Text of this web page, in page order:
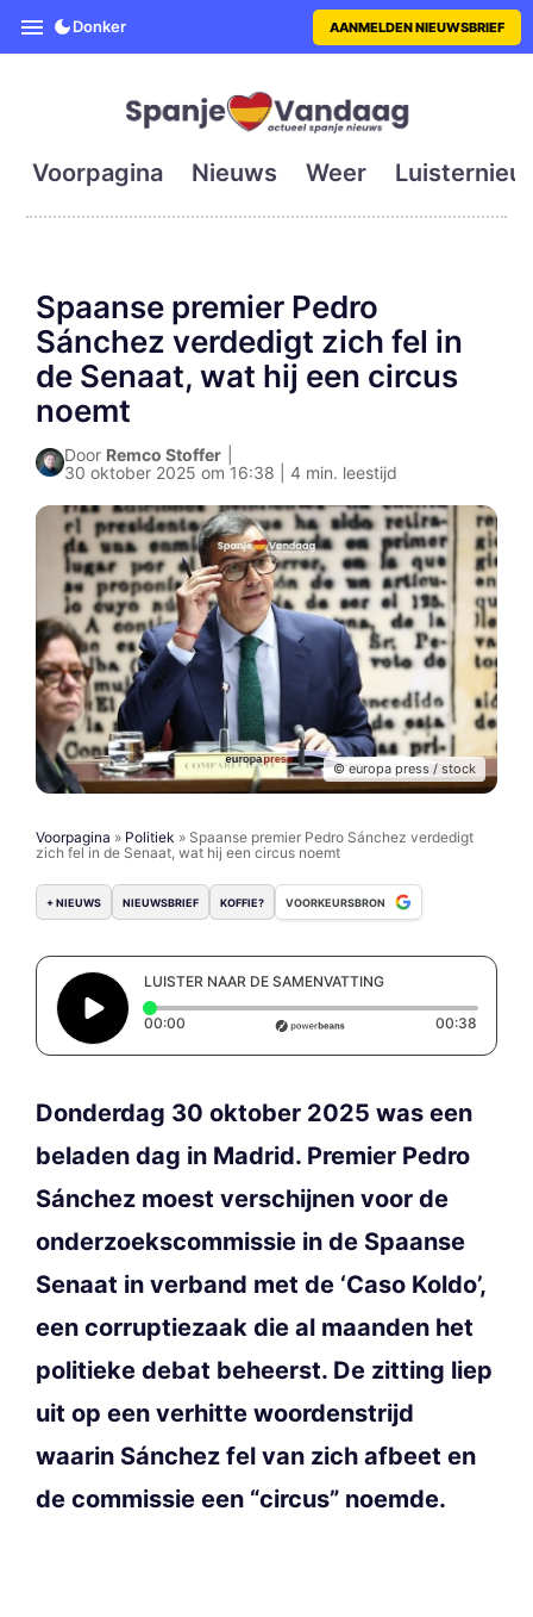
SpanjeVandaag is de eerste
Donker AANMELDEN NIEUWSBRIEF
Voorpagina Nieuws Weer
Spaanse premier Pedro
Sánchez verdedigt zich fel in
de Senaat, wat hij een circus
noemt
Door Remco Stoffer
30 oktober 2025 om 16:38 | 4 min. leestijd
© europa press / stock
Voorpagina » Politiek » Spaanse premier Pedro Sánchez verdedigt
zich fel in de Senaat, wat hij een circus noemt
+ NIEUWS NIEUWSBRIEF KOFFIE? VOORKEURSBRON
LUISTER NAAR DE SAMENVATTING
00:00 Elapsed time: 0 seconds 00:38
Donderdag 30 oktober 2025 was een
beladen dag in Madrid. Premier Pedro
Sánchez moest verschijnen voor de
onderzoekscommissie in de Spaanse
Senaat in verband met de ‘Caso Koldo’,
een corruptiezaak die al maanden het
politieke debat beheerst. De zitting liep
uit op een verhitte woordenstrijd
waarin Sánchez fel van zich afbeet en
de commissie een “circus” noemde.